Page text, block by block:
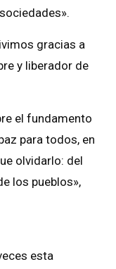
gracias a
y liberador de
el fundamento
para todos, en
olvidarlo: del
los pueblos»,
esta